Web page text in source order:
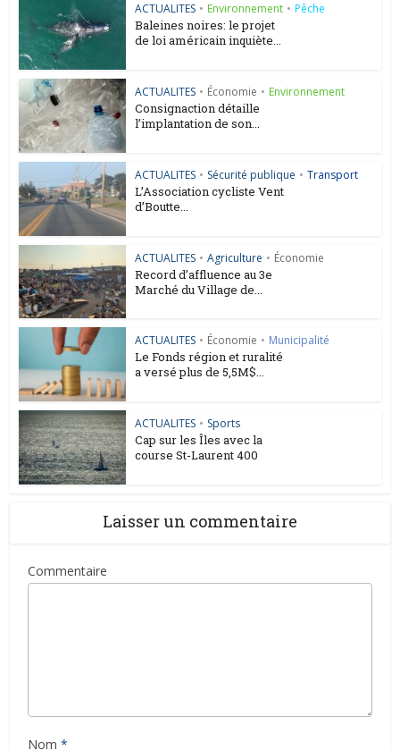
ACTUALITES • Environnement • Pêche
Baleines noires: le projet
de loi américain inquiète...
ACTUALITES • Économie • Environnement
Consignaction détaille
l’implantation de son...
ACTUALITES • Sécurité publique • Transport
L’Association cycliste Vent
d’Boutte...
ACTUALITES • Agriculture • Économie
Record d’affluence au 3e
Marché du Village de...
ACTUALITES • Économie • Municipalité
Le Fonds région et ruralité
a versé plus de 5,5M$...
ACTUALITES • Sports
Cap sur les Îles avec la
course St-Laurent 400
Laisser un commentaire
Commentaire
Nom *